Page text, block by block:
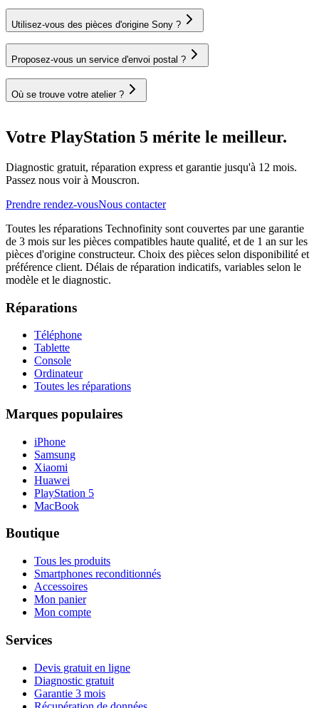
Utilisez-vous des pièces d'origine Sony ?
Proposez-vous un service d'envoi postal ?
Où se trouve votre atelier ?
Votre PlayStation 5 mérite le meilleur.
Diagnostic gratuit, réparation express et garantie jusqu'à 12 mois.
Passez nous voir à Mouscron.
Prendre rendez-vousNous contacter
Toutes les réparations Technofinity sont couvertes par une garantie
de 3 mois sur les pièces compatibles haute qualité, et de 1 an sur les
pièces d'origine constructeur. Choix des pièces selon disponibilité et
préférence client. Délais de réparation indicatifs, variables selon le
modèle et le diagnostic.
Réparations
Téléphone
Tablette
Console
Ordinateur
Toutes les réparations
Marques populaires
iPhone
Samsung
Xiaomi
Huawei
PlayStation 5
MacBook
Boutique
Tous les produits
Smartphones reconditionnés
Accessoires
Mon panier
Mon compte
Services
Devis gratuit en ligne
Diagnostic gratuit
Garantie 3 mois